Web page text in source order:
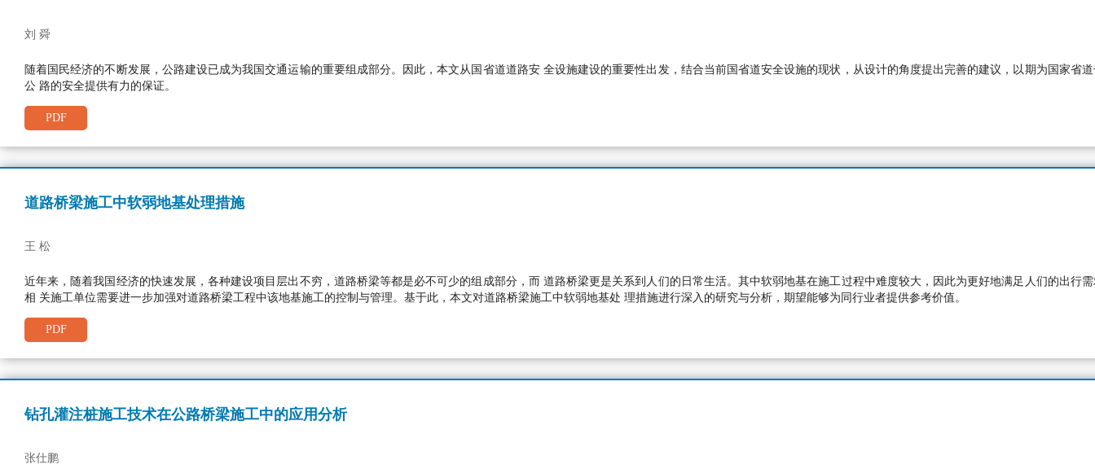
刘 舜
随着国民经济的不断发展，公路建设已成为我国交通运输的重要组成部分。因此，本文从国省道道路安 全设施建设的重要性出发，结合当前国省道安全设施的现状，从设计的角度提出完善的建议，以期为国家省
公 路的安全提供有力的保证。
PDF
道路桥梁施工中软弱地基处理措施
王 松
近年来，随着我国经济的快速发展，各种建设项目层出不穷，道路桥梁等都是必不可少的组成部分，而 道路桥梁更是关系到人们的日常生活。其中软弱地基在施工过程中难度较大，因此为更好地满足人们的出行
相 关施工单位需要进一步加强对道路桥梁工程中该地基施工的控制与管理。基于此，本文对道路桥梁施工中软弱地基处 理措施进行深入的研究与分析，期望能够为同行业者提供参考价值。
PDF
钻孔灌注桩施工技术在公路桥梁施工中的应用分析
张仕鹏